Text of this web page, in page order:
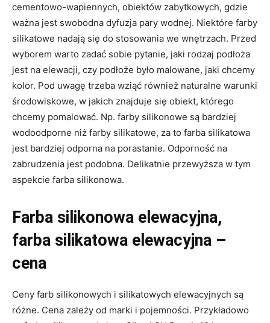
cementowo-wapiennych, obiektów zabytkowych, gdzie
ważna jest swobodna dyfuzja pary wodnej. Niektóre farby
silikatowe nadają się do stosowania we wnętrzach. Przed
wyborem warto zadać sobie pytanie, jaki rodzaj podłoża
jest na elewacji, czy podłoże było malowane, jaki chcemy
kolor. Pod uwagę trzeba wziąć również naturalne warunki
środowiskowe, w jakich znajduje się obiekt, którego
chcemy pomalować. Np. farby silikonowe są bardziej
wodoodporne niż farby silikatowe, za to farba silikatowa
jest bardziej odporna na porastanie. Odporność na
zabrudzenia jest podobna. Delikatnie przewyższa w tym
aspekcie farba silikonowa.
Farba silikonowa elewacyjna,
farba silikatowa elewacyjna –
cena
Ceny farb silikonowych i silikatowych elewacyjnych są
różne. Cena zależy od marki i pojemności. Przykładowo